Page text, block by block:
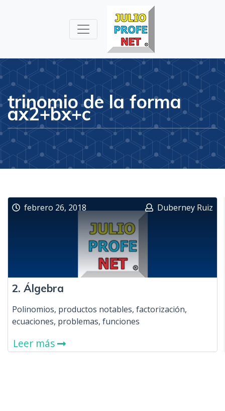
Física
trinomio de la forma
ax2+bx+c
febrero 26, 2018 Duberney Ruiz
2. Álgebra
Polinomios, productos notables, factorización,
ecuaciones, problemas, funciones
Leer más